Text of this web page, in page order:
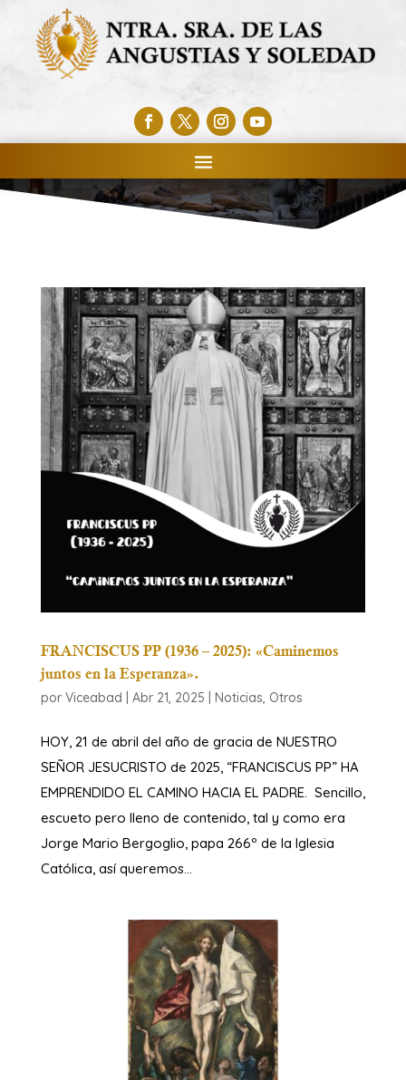
FRANCISCUS PP (1936 – 2025): «Caminemos
juntos en la Esperanza».
por Viceabad Abr 21, 2025 Noticias, Otros
HOY, 21 de abril del año de gracia de NUESTRO
SEÑOR JESUCRISTO de 2025, “FRANCISCUS PP” HA
EMPRENDIDO EL CAMINO HACIA EL PADRE. Sencillo,
escueto pero lleno de contenido, tal y como era
Jorge Mario Bergoglio, papa 266º de la Iglesia
Católica, así queremos...